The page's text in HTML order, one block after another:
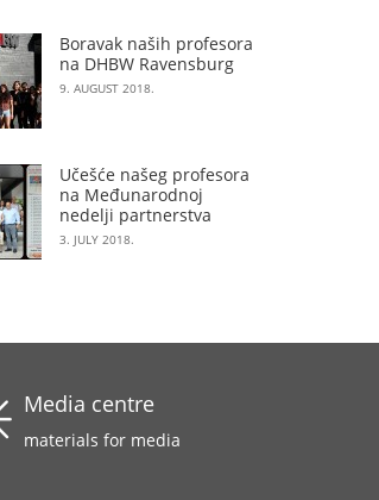
Boravak naših profesora
na DHBW Ravensburg
9. AUGUST 2018.
Učešće našeg profesora
na Međunarodnoj
nedelji partnerstva
3. JULY 2018.
Media centre
materials for media